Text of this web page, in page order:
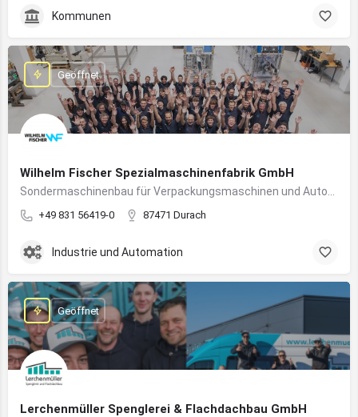
Kommunen
Wilhelm Fischer Spezialmaschinenfabrik GmbH
+49 831 56419-0 87471 Durach
Geöffnet
Industrie und Automation
Lerchenmüller Spenglerei & Flachdachbau GmbH
Geöffnet